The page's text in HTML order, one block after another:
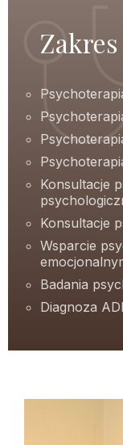
Konsultacje
Konsultacje
Wsparcie
Badania
Diagnoza